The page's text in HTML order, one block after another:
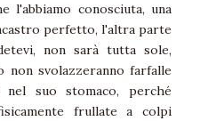
l'abbiamo conosciuta, una
perfetto, l'altra parte
non sarà tutta sole,
non svolazzeranno farfalle
suo stomaco, perché
frullate a colpi